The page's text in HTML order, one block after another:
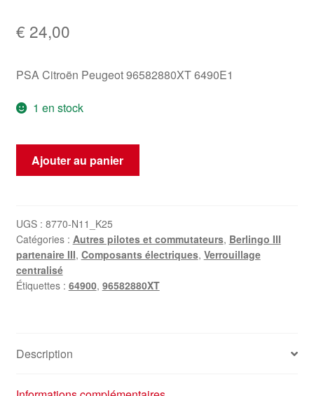
€ 24,00
PSA Citroën Peugeot 96582880XT 6490E1
1 en stock
quantité
Verrouillage
Central
Citroën
Peugeot
96582880XT
Ajouter au panier
UGS : 8770-N11_K25
Catégories : Autres pilotes et commutateurs, Berlingo III
partenaire III, Composants électriques, Verrouillage
centralisé
Étiquettes : 64900, 96582880XT
Description